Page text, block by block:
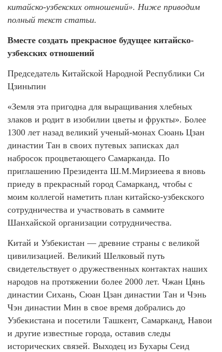
китайско-узбекских отношений». Ниже приводим
полный текст статьи.
Вместе создать прекрасное будущее китайско-
узбекских отношений
Председатель Китайской Народной Республики Си
Цзиньпин
«Земля эта пригодна для выращивания хлебных
злаков и родит в изобилии цветы и фрукты». Более
1300 лет назад великий ученый-монах Сюань Цзан
династии Тан в своих путевых записках дал
набросок процветающего Самарканда. По
приглашению Президента Ш.М.Мирзиеева я вновь
приеду в прекрасный город Самарканд, чтобы с
моим коллегой наметить план китайско-узбекского
сотрудничества и участвовать в саммите
Шанхайской организации сотрудничества.
Китай и Узбекистан — древние страны с великой
цивилизацией. Великий Шелковый путь
свидетельствует о дружественных контактах наших
народов на протяжении более 2000 лет. Чжан Цянь
династии Сихань, Сюан Цзан династии Тан и Чэнь
Чэн династии Мин в свое время добрались до
Узбекистана и посетили Ташкент, Самарканд, Навои
и другие известные города, оставив следы
исторических связей. Выходец из Бухары Сеид